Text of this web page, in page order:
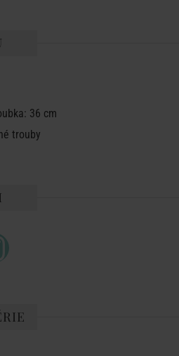
36 cm
trouby